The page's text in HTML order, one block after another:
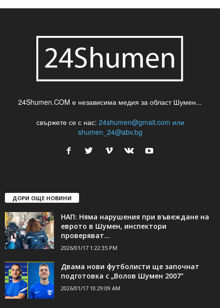
24Shumen.COM е независима медия за област Шумен...
свържете се с нас: 24shumen@gmail.com или
shumen_24@abv.bg
ДОРИ ОЩЕ НОВИНИ
НАП: Няма нарушения при въвеждане на
еврото в Шумен, инспектори
проверяват...
2026/01/17 1:22:35 PM
Двама нови футболисти ще започнат
подготовка с „Волов Шумен 2007“
2026/01/17 10:29:09 AM